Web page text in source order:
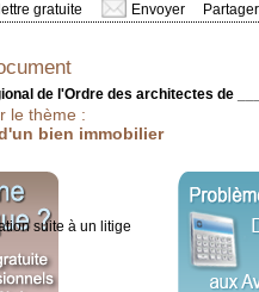
de l'Ordre des architectes de
suite à un litige
gratuite Envoyer Partager
le thème :
bien immobilier